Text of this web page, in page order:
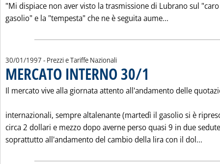
"Mi dispiace non aver visto la trasmissione di Lubrano sul "caro
gasolio" e la "tempesta" che ne è seguita aume...
30/01/1997 - Prezzi e Tariffe Nazionali
MERCATO INTERNO 30/1
Il mercato vive alla giornata attento all'andamento delle
internazionali, sempre altalenante (martedì il gasolio si è
circa 2 dollari e mezzo dopo averne perso quasi 9 in due
soprattutto all'andamento del cambio della lira con il dol...